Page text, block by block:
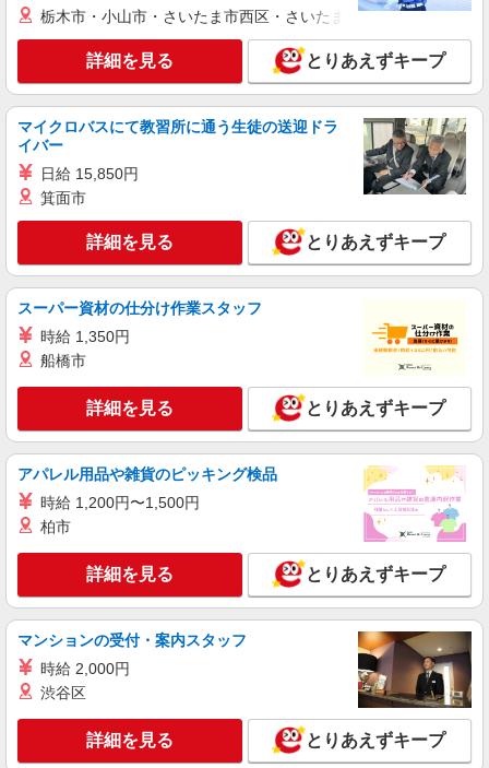
株式会社東洋食品/石岡市
学校給食の調理補助・洗浄
時給1,100円〜 試用期間：3か月※給与変動な
し
石岡市立八郷学校給食センター （茨城県石岡
市須釜1300-7）
キープ 詳細を見る
株式会社東洋食品/石岡市
学校給食の調理師
月給21万2000円〜30万円※経験考慮 1.学校給
5年以上（副責任者経験等） …月給26万円以上 3.
集団給食経験3年以上（病院・特養・保育園等）
…月給22万円以上 4.大量調理未経験・有資格者 …
月給21万2000円 試用期間：3か月※給与変動なし
石岡市立八郷学校給食センター （茨城県石岡
キープ 詳細を見る
正社員
株式会社東洋食品/石岡市
月給21万2000円〜30万円※経験考慮 1.学校給
食責任者経験有 …月給28万円以上 2.学校給食経験
5年以上（副責任者経験等） …月給26万円以上 3.
集団給食経験3年以上（病院・特養・保育園等）
…月給22万円以上 4.大量調理未経験・有資格者 …
月給21万2000円 試用期間：3か月※給与変動なし
石岡市立石岡学校給食センター （茨城県石岡
市正上内16-16）
キープ 詳細を見る
株式会社東洋食品/石岡市
学校給食の調理補助・洗浄
栃木市・小山市・さいたま市西区・さいたま市岩槻区・久喜市・
詳細を見る とりあえずキープ
マイクロバスにて教習所に通う生徒の送迎ドラ
イバー
日給 15,850円
箕面市
詳細を見る とりあえずキープ
スーパー資材の仕分け作業スタッフ
時給 1,350円
船橋市
詳細を見る とりあえずキープ
アパレル用品や雑貨のピッキング検品
時給 1,200円〜1,500円
柏市
詳細を見る とりあえずキープ
マンションの受付・案内スタッフ
時給 2,000円
渋谷区
詳細を見る とりあえずキープ